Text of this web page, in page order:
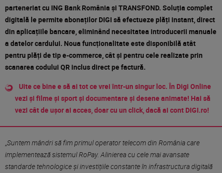
parteneriat cu ING Bank România și TRANSFOND. Soluția complet
digitală le permite abonaților DIGI să efectueze plăți instant, direct
din aplicațiile bancare, eliminând necesitatea introducerii manuale
a datelor cardului. Noua funcționalitate este disponibilă atât
pentru plăți de tip e-commerce, cât și pentru cele realizate prin
scanarea codului QR inclus direct pe factură.
Uite ce bine e să ai tot ce vrei într-un singur loc. În Digi Online
vezi și filme și sport și documentare și desene animate! Hai să
vezi cât de ușor ai acces, doar cu un click, dacă ai cont DIGI.ro!
„Suntem mândri să fim primul operator telecom din România care
implementează sistemul RoPay. Alinierea cu cele mai avansate
standarde tehnologice și investițiile constante în infrastructura digitală